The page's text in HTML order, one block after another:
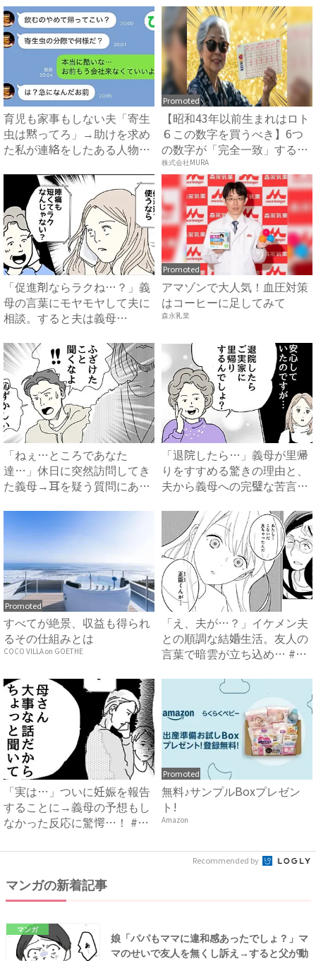
育児も家事もしない夫「寄生
虫は黙ってろ」→助けを求め
た私が連絡をしたある人物と
Promoted
【昭和43年以前生まれはロト
６この数字を買うべき】6つ
の数字が「完全一致」する
方...
株式会社MURA
「促進剤ならラクね…？」義
母の言葉にモヤモヤして夫に
相談。すると夫は義母
Promoted
アマゾンで大人気！血圧対策
はコーヒーに足してみて
森永乳業
「ねぇ…ところであなた
達…」休日に突然訪問してき
た義母→耳を疑う質問にあ
「退院したら…」義母が里帰
りをすすめる驚きの理由と、
夫から義母への完璧な苦言
Promoted
すべてが絶景、収益も得られ
るその仕組みとは
COCO VILLA on GOETHE
「え、夫が…？」イケメン夫
との順調な結婚生活。友人の
言葉で暗雲が立ち込め… #
「実は…」ついに妊娠を報告
することに→義母の予想もし
なかった反応に驚愕…！ #
Promoted
無料♪サンプルBoxプレゼン
ト!
Amazon
Recommended by
マンガの新着記事
マンガ
娘「パパもママに違和感あったでしょ？」マ
マのせいで友人を無くし訴え→すると父が動